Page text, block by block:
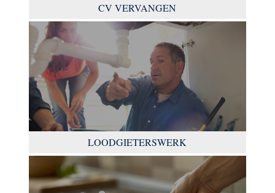
CV VERVANGEN
LOODGIETERSWERK